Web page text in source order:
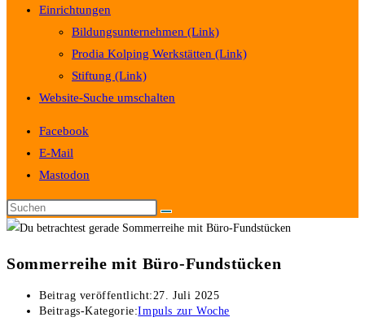
Einrichtungen
Bildungsunternehmen (Link)
Prodia Kolping Werkstätten (Link)
Stiftung (Link)
Website-Suche umschalten
Facebook
E-Mail
Mastodon
Sommerreihe mit Büro-Fundstücken
Beitrag veröffentlicht:27. Juli 2025
Beitrags-Kategorie:Impuls zur Woche